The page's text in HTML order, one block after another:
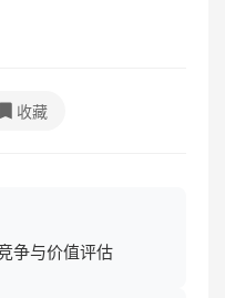
收藏
争与价值评估